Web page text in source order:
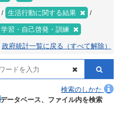
生活行動に関する結果
学習・自己啓発・訓練
政府統計一覧に戻る（すべて解除）
検索のしかた
データベース、ファイル内を検索